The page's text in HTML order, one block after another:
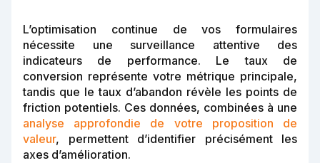
L’optimisation continue de vos formulaires
nécessite une surveillance attentive des
indicateurs de performance. Le taux de
conversion représente votre métrique principale,
tandis que le taux d’abandon révèle les points de
friction potentiels. Ces données, combinées à une
analyse approfondie de votre proposition de
valeur, permettent d’identifier précisément les
axes d’amélioration.